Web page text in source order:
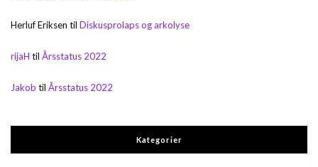
Herluf Eriksen til Diskusprolaps og arkolyse
rijaH til Årsstatus 2022
Jakob til Årsstatus 2022
Kategorier